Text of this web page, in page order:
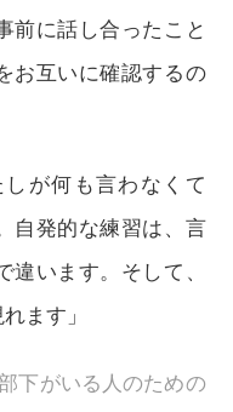
前に話し合ったこと
お互いに確認するの
が何も言わなくて
自発的な練習は、言
います。そして、
ます」
下がいる人のための